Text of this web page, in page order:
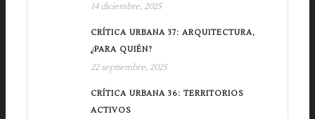
14 diciembre, 2025
CRÍTICA URBANA 37: ARQUITECTURA,
¿PARA QUIÉN?
22 septiembre, 2025
CRÍTICA URBANA 36: TERRITORIOS
ACTIVOS